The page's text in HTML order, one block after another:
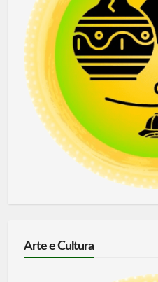
Arte e Cultura